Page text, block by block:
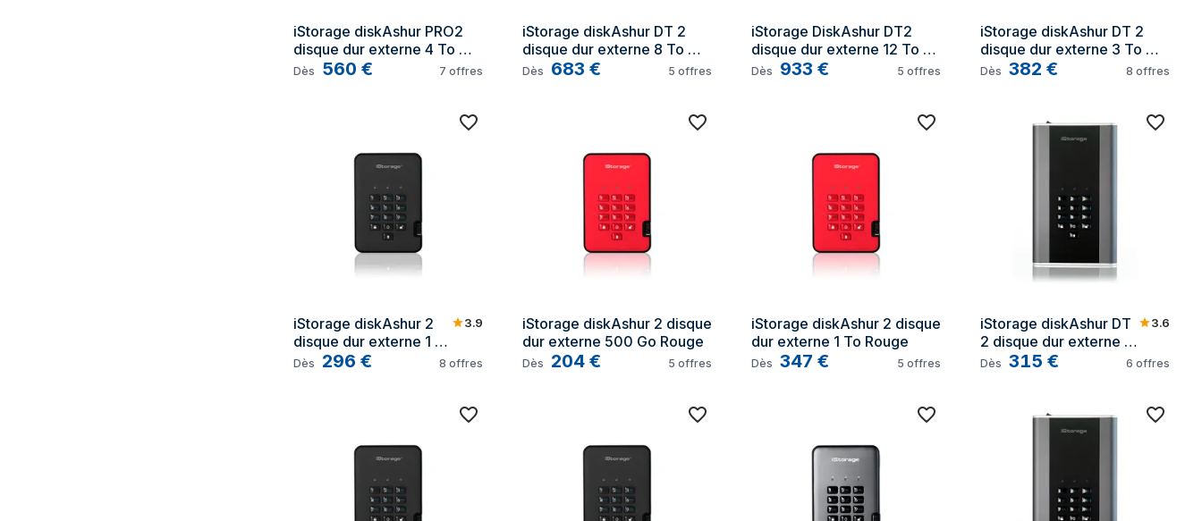
iStorage diskAshur PRO2
disque dur externe 4 To
Noir, Graphite
Dès 560 € 7 offres
iStorage diskAshur DT 2
disque dur externe 8 To
Noir, Graphite
Dès 683 € 5 offres
iStorage DiskAshur DT2
disque dur externe 12 To
Noir, Gris
Dès 933 € 5 offres
iStorage diskAshur DT 2
disque dur externe 3 To
Noir, Graphite
Dès 382 € 8 offres
iStorage diskAshur 2
disque dur externe 1
To Noir
3.9
Dès 296 € 8 offres
iStorage diskAshur 2 disque
dur externe 500 Go Rouge
Dès 204 € 5 offres
iStorage diskAshur 2 disque
dur externe 1 To Rouge
Dès 347 € 5 offres
iStorage diskAshur DT
2 disque dur externe 2
To Noir, Graphite
3.6
Dès 315 € 6 offres